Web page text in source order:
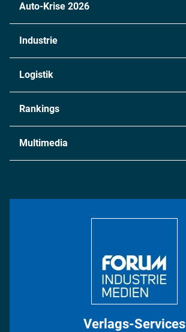
Auto-Krise 2026
Industrie
Chemie
Metall
Energie
Logistik
Rankings
Multimedia
Verlags-Services